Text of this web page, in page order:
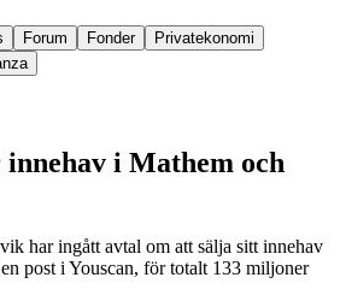
Forum Fonder
Privatekonomi
i Mathem och
har ingått avtal om att sälja sitt innehav
post i Youscan, för totalt 133 miljoner